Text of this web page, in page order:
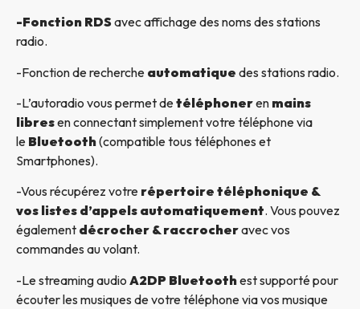
-Fonction RDSavec affichage des noms des stations
radio.
-Fonction de recherche automatique des stations radio.
-L’autoradio vous permet detéléphoneren mains
libresen connectant simplement votre téléphone via
le Bluetooth(compatible tous téléphones et
Smartphones).
-Vous récupérez votre répertoire téléphonique &
vos listes d’appels automatiquement. Vous pouvez
également décrocher & raccrocheravec vos
commandes au volant.
-Le streaming audio A2DP Bluetoothest supporté pour
écouter les musiques de votre téléphone via vos musique